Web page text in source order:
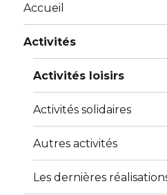
Accueil
Activités
Activités loisirs
Activités solidaires
Autres activités
Les dernières